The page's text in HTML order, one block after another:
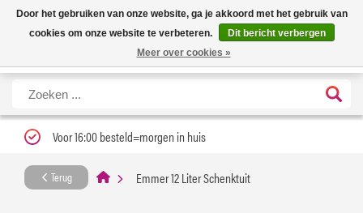
Nieuwe levertijd: 1 tot 3 werkdagen | Nu 25% korting op gehele assortiment
Carfume met kortingscode ''verfrissend''
X
Voor 16:00 besteld=morgen in huis
Terug Emmer 12 Liter Schenktuit
Door het gebruiken van onze website, ga je akkoord met het gebruik van
cookies om onze website te verbeteren.
Dit bericht verbergen
Meer over cookies »